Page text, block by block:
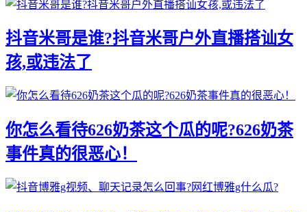
抖音米哥是谁?抖音米哥户外直播搭讪女
孩,或违法了
你怎么看待626奶茶这个瓜的呢?626奶茶
事件真的很恶心！